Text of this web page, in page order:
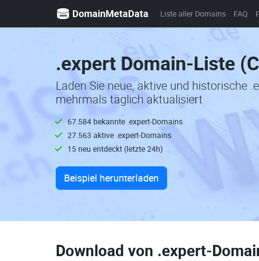
DomainMetaData Liste aller Domains FAQ
.expert Domain-Liste
Laden Sie neue, aktive und historische
mehrmals täglich aktualisiert
67.584 bekannte .expert-Domains
27.563 aktive .expert-Domains
15 neu entdeckt (letzte 24h)
Beispiel herunterladen
Download von .expert-